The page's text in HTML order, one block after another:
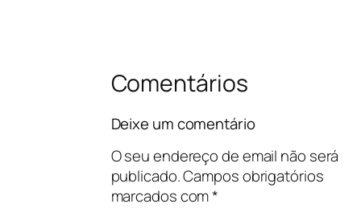
Comentários
Deixe um comentário
O seu endereço de email não será
publicado.Campos obrigatórios
marcados com*